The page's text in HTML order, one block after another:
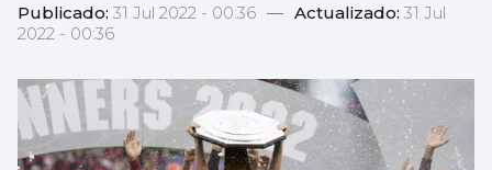
Publicado: 31 Jul 2022 - 00:36 — Actualizado: 31 Jul
2022 - 00:36